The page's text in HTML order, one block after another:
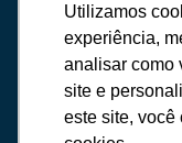
Utilizamos
experiência,
analisar como
site e
este site, você
(24)
(24)